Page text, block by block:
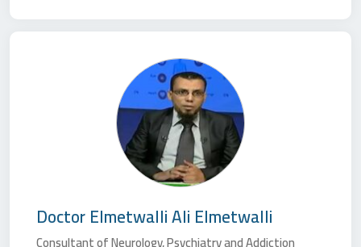
DoctorElmetwalli Ali Elmetwalli